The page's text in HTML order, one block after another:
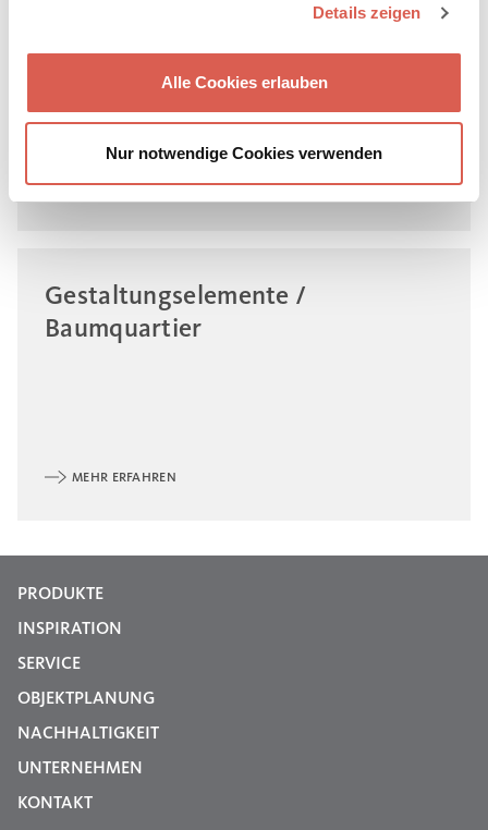
Details zeigen
Alle Cookies erlauben
Nur notwendige Cookies verwenden
MEHR ERFAHREN
Gestaltungselemente /
Baumquartier
MEHR ERFAHREN
PRODUKTE
INSPIRATION
SERVICE
OBJEKTPLANUNG
NACHHALTIGKEIT
UNTERNEHMEN
KONTAKT